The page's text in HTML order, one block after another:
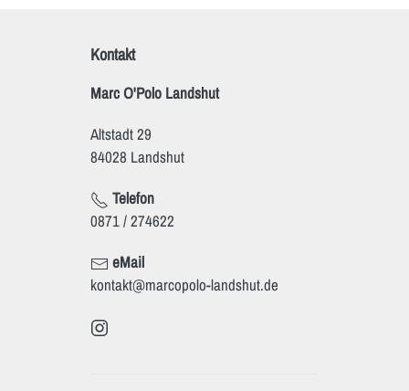
Kontakt
Marc O'Polo Landshut
Altstadt 29
84028 Landshut
Telefon
0871 / 274622
eMail
kontakt@marcopolo-landshut.de